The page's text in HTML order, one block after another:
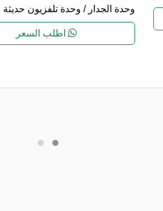
وحدة الجدار / وحدة تلفزيون حديثة
اطلب السعر